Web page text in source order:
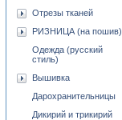
Отрезы тканей
РИЗНИЦА (на пошив)
Одежда (русский
стиль)
Вышивка
Дарохранительницы
Дикирий и трикирий